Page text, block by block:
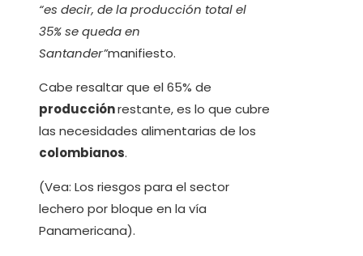
“es decir, de la producción total el
35% se queda en
Santander”manifiesto.
Cabe resaltar que el 65% de
producciónrestante, es lo que cubre
las necesidades alimentarias de los
colombianos.
(Vea: Los riesgos para el sector
lechero por bloque en la vía
Panamericana).